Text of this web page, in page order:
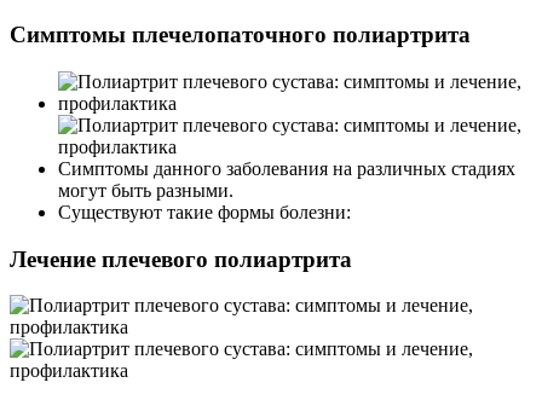
Симптомы плечелопаточного полиартрита
Симптомы данного заболевания на различных стадиях
могут быть разными.
Существуют такие формы болезни:
Лечение плечевого полиартрита